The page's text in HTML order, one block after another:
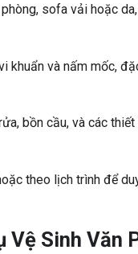
sofa vải hoặc
khuẩn và nấm mốc,
bồn cầu, và các
theo lịch trình để
Vệ Sinh Văn